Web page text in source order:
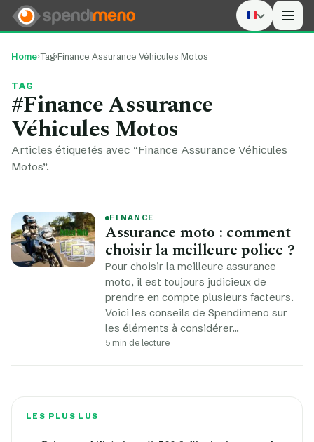
Home›Tag›Finance Assurance Véhicules Motos
TAG
#Finance Assurance
Véhicules Motos
Articles étiquetés avec “Finance Assurance Véhicules
Motos”.
FINANCE
Assurance moto : comment
choisir la meilleure police ?
Pour choisir la meilleure assurance
moto, il est toujours judicieux de
prendre en compte plusieurs facteurs.
Voici les conseils de Spendimeno sur
les éléments à considérer…
5 min de lecture
LES PLUS LUS